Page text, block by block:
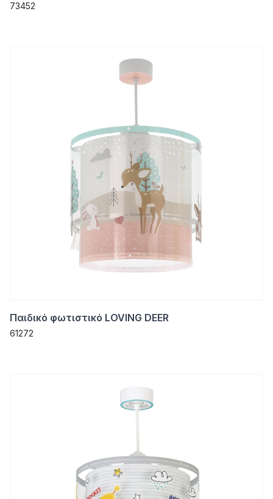
73452
Παιδικό φωτιστικό LOVING DEER
61272